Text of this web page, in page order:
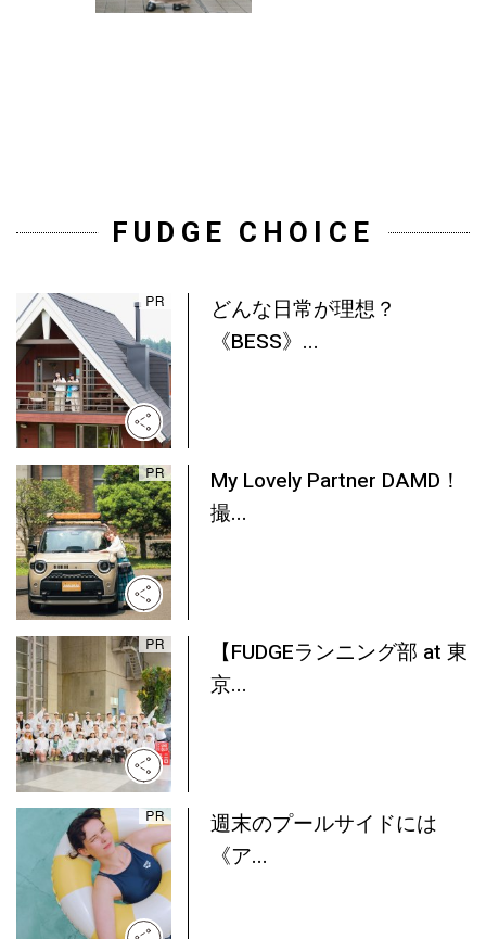
FUDGE CHOICE
どんな日常が理想？
《BESS》...
My Lovely Partner DAMD！
撮...
【FUDGEランニング部 at 東
京...
週末のプールサイドには
《ア...